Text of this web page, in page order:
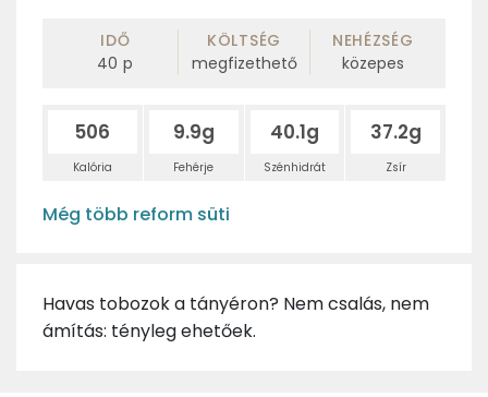
IDŐ
40 p
KÖLTSÉG
megfizethető
NEHÉZSÉG
közepes
506
Kalória
9.9g
Fehérje
40.1g
Szénhidrát
37.2g
Zsír
Még több reform süti
Havas tobozok a tányéron? Nem csalás, nem
ámítás: tényleg ehetőek.